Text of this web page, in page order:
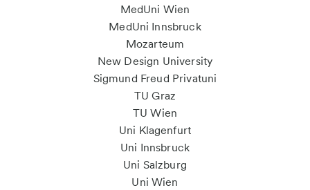
MedUni Wien
MedUni Innsbruck
Mozarteum
New Design University
Sigmund Freud Privatuni
TU Graz
TU Wien
Uni Klagenfurt
Uni Innsbruck
Uni Salzburg
Uni Wien